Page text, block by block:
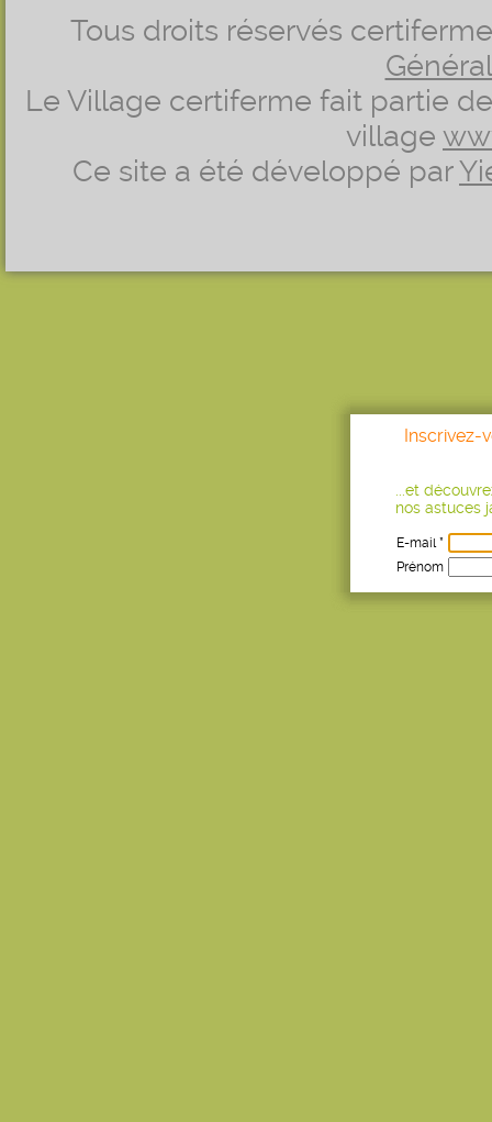
Tous droits réservés
Le Village certiferme fait partie
village
Ce site a été développé par
Inscrivez-
...et
nos astuces
E-mail *
Prénom
Age